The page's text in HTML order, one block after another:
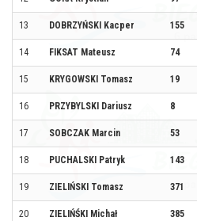
13 DOBRZYŃSKI Kacper 155
14 FIKSAT Mateusz 74
15 KRYGOWSKI Tomasz 19
16 PRZYBYLSKI Dariusz 8
17 SOBCZAK Marcin 53
18 PUCHALSKI Patryk 143
19 ZIELIŃSKI Tomasz 371
20 ZIELIŃŚKI Michał 385